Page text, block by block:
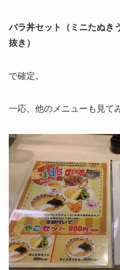
バラ丼セット（ミニたぬ
抜き）
で確定。
一応、他のメニューも見て